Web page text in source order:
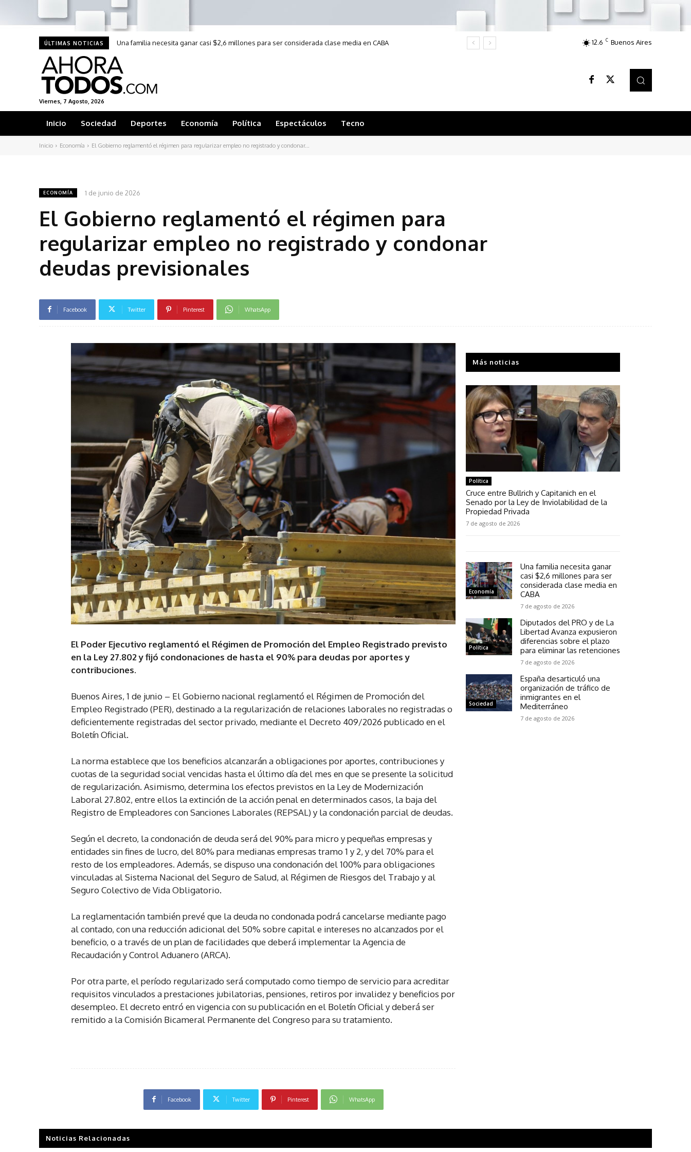
ÚLTIMAS NOTICIAS Una familia necesita ganar casi $2,6 millones para ser considerada clase media en CABA 12.6 C Buenos Aires
Viernes, 7 Agosto, 2026
Inicio Sociedad Deportes Economía Política Espectáculos Tecno
Inicio Economía El Gobierno reglamentó el régimen para regularizar empleo no registrado y condonar...
ECONOMÍA 1 de junio de 2026
El Gobierno reglamentó el régimen para
regularizar empleo no registrado y condonar
deudas previsionales
Facebook Twitter Pinterest WhatsApp
El Poder Ejecutivo reglamentó el Régimen de Promoción del Empleo Registrado previsto
en la Ley 27.802 y fijó condonaciones de hasta el 90% para deudas por aportes y
contribuciones.
Buenos Aires, 1 de junio – El Gobierno nacional reglamentó el Régimen de Promoción del
Empleo Registrado (PER), destinado a la regularización de relaciones laborales no registradas o
deficientemente registradas del sector privado, mediante el Decreto 409/2026 publicado en el
Boletín Oficial.
La norma establece que los beneficios alcanzarán a obligaciones por aportes, contribuciones y
cuotas de la seguridad social vencidas hasta el último día del mes en que se presente la solicitud
de regularización. Asimismo, determina los efectos previstos en la Ley de Modernización
Laboral 27.802, entre ellos la extinción de la acción penal en determinados casos, la baja del
Registro de Empleadores con Sanciones Laborales (REPSAL) y la condonación parcial de deudas.
Según el decreto, la condonación de deuda será del 90% para micro y pequeñas empresas y
entidades sin fines de lucro, del 80% para medianas empresas tramo 1 y 2, y del 70% para el
resto de los empleadores. Además, se dispuso una condonación del 100% para obligaciones
vinculadas al Sistema Nacional del Seguro de Salud, al Régimen de Riesgos del Trabajo y al
Seguro Colectivo de Vida Obligatorio.
La reglamentación también prevé que la deuda no condonada podrá cancelarse mediante pago
al contado, con una reducción adicional del 50% sobre capital e intereses no alcanzados por el
beneficio, o a través de un plan de facilidades que deberá implementar la Agencia de
Recaudación y Control Aduanero (ARCA).
Por otra parte, el período regularizado será computado como tiempo de servicio para acreditar
requisitos vinculados a prestaciones jubilatorias, pensiones, retiros por invalidez y beneficios por
desempleo. El decreto entró en vigencia con su publicación en el Boletín Oficial y deberá ser
remitido a la Comisión Bicameral Permanente del Congreso para su tratamiento.
Facebook Twitter Pinterest WhatsApp
Más noticias
Política
Cruce entre Bullrich y Capitanich en el
Senado por la Ley de Inviolabilidad de la
Propiedad Privada
7 de agosto de 2026
Economía
Una familia necesita ganar
casi $2,6 millones para ser
considerada clase media en
CABA
7 de agosto de 2026
Política
Diputados del PRO y de La
Libertad Avanza expusieron
diferencias sobre el plazo
para eliminar las retenciones
7 de agosto de 2026
Sociedad
España desarticuló una
organización de tráfico de
inmigrantes en el
Mediterráneo
7 de agosto de 2026
Noticias Relacionadas